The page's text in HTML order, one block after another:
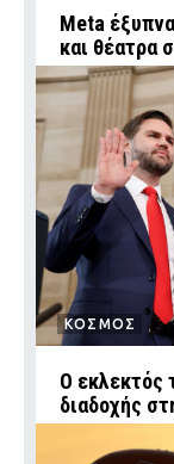
Meta
και θέατρα
ΚΟΣΜΟΣ
Ο εκλεκτός
διαδοχής